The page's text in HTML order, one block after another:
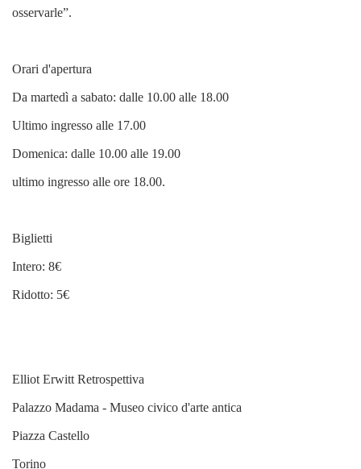
osservarle”.
Orari d'apertura
Da martedì a sabato: dalle 10.00 alle 18.00
Ultimo ingresso alle 17.00
Domenica: dalle 10.00 alle 19.00
ultimo ingresso alle ore 18.00.
Biglietti
Intero: 8€
Ridotto: 5€
Elliot Erwitt Retrospettiva
Palazzo Madama - Museo civico d'arte antica
Piazza Castello
Torino